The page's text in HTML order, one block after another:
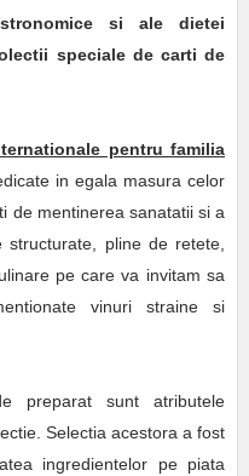
si ale dietei
speciale de carti de
pentru familia
in egala masura celor
de mentinerea sanatatii si a
pline de retete,
pe care va invitam sa
vinuri straine si
preparat sunt atributele
Selectia acestora a fost
ingredientelor pe piata